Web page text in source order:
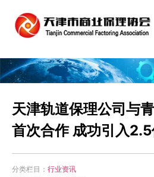
天津轨道保理公司与
首次合作 成功引入
分类栏目： 行业资讯